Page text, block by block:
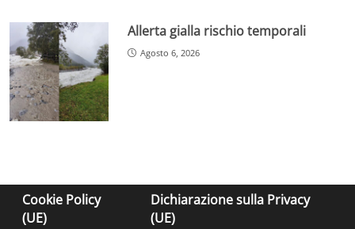
Allerta gialla rischio temporali
Agosto 6, 2026
Cookie Policy
(UE)
Dichiarazione sulla Privacy
(UE)